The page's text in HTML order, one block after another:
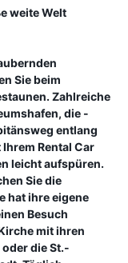
weite Welt
Sie beim
Zahlreiche
die -
entlang
Rental Car
leicht aufspüren.
Sie die
hat ihre eigene
Besuch
mit ihren
die St.-